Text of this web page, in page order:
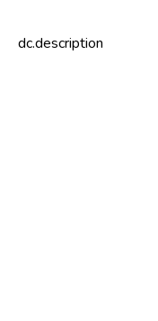
dc.description